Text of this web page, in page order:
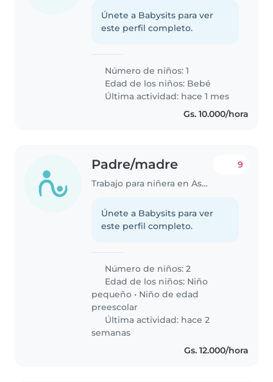
Únete a Babysits para ver
este perfil completo.
Número de niños: 1
Edad de los niños: Bebé
Última actividad: hace 1 mes
Gs. 10.000/hora
Padre/madre
Trabajo para niñera en Asunción
9
Únete a Babysits para ver
este perfil completo.
Número de niños: 2
Edad de los niños: Niño
pequeño • Niño de edad
preescolar
Última actividad: hace 2
semanas
Gs. 12.000/hora